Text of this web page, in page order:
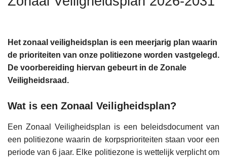
Het zonaal veiligheidsplan is een meerjarig plan waarin
de prioriteiten van onze politiezone worden vastgelegd.
De voorbereiding hiervan gebeurt in de Zonale
Veiligheidsraad.
Wat is een Zonaal Veiligheidsplan?
Een Zonaal Veiligheidsplan is een beleidsdocument van
een politiezone waarin de korpsprioriteiten staan voor een
periode van 6 jaar. Elke politiezone is wettelijk verplicht om